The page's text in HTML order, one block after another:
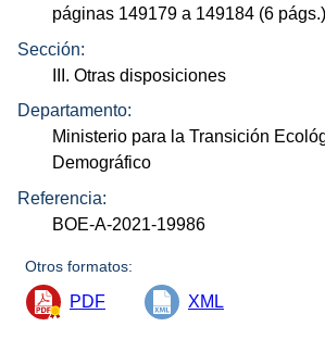
páginas 149179 a 149184 (6 págs.)
Sección:
III. Otras disposiciones
Departamento:
Ministerio para la Transición
Demográfico
Referencia:
BOE-A-2021-19986
Otros formatos:
PDF XML